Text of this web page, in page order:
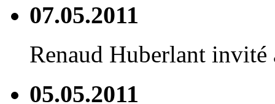
07.05.2011
Renaud Huberlant invité
05.05.2011